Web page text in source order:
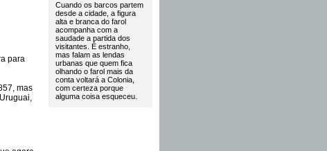
para
mas
Cuando os barcos partem
desde a cidade, a figura
alta e branca do farol
acompanha com a
saudade a partida dos
visitantes. É estranho,
mas falam as lendas
urbanas que quem fica
olhando o farol mais da
conta voltará a Colonia,
com certeza porque
alguma coisa esqueceu.